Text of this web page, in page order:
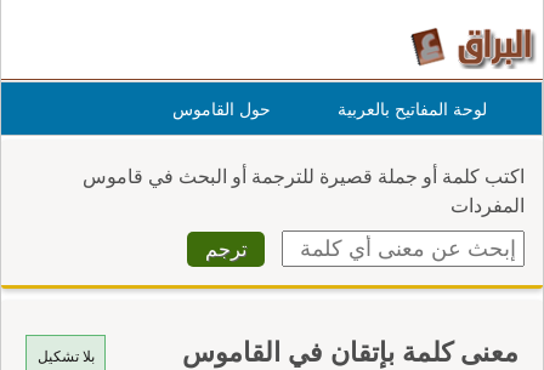
لوحة المفاتيح بالعربية حول القاموس
اكتب كلمة أو جملة قصيرة للترجمة أو البحث في قاموس
المفردات
بلا تشكيل معنى كلمة بإتقان في القاموس